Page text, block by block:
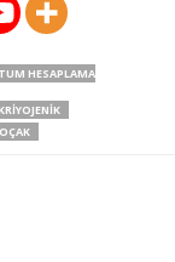
HESAPLAMA